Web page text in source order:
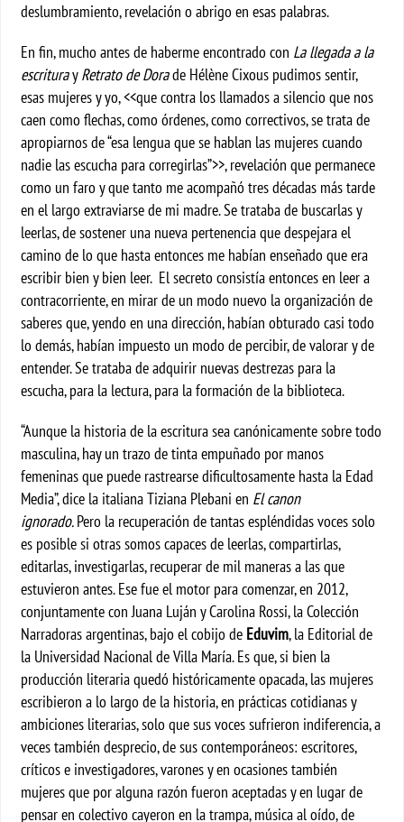
deslumbramiento, revelación o abrigo en esas palabras.
En fin, mucho antes de haberme encontrado con La llegada a la
escriturayRetrato de Dorade Hélène Cixous pudimos sentir,
esas mujeres y yo, <<que contra los llamados a silencio que nos
caen como flechas, como órdenes, como correctivos, se trata de
apropiarnos de “esa lengua que se hablan las mujeres cuando
nadie las escucha para corregirlas”>>, revelación que permanece
como un faro y que tanto me acompañó tres décadas más tarde
en el largo extraviarse de mi madre. Se trataba de buscarlas y
leerlas, de sostener una nueva pertenencia que despejara el
camino de lo que hasta entonces me habían enseñado que era
escribir bien y bien leer. El secreto consistía entonces en leer a
contracorriente, en mirar de un modo nuevo la organización de
saberes que, yendo en una dirección, habían obturado casi todo
lo demás, habían impuesto un modo de percibir, de valorar y de
entender. Se trataba de adquirir nuevas destrezas para la
escucha, para la lectura, para la formación de la biblioteca.
“Aunque la historia de la escritura sea canónicamente sobre todo
masculina, hay un trazo de tinta empuñado por manos
femeninas que puede rastrearse dificultosamente hasta la Edad
Media”, dice la italiana Tiziana Plebani en El canon
ignorado.Pero la recuperación de tantas espléndidas voces solo
es posible si otras somos capaces de leerlas, compartirlas,
editarlas, investigarlas, recuperar de mil maneras a las que
estuvieron antes. Ese fue el motor para comenzar, en 2012,
conjuntamente con Juana Luján y Carolina Rossi, la Colección
Narradoras argentinas, bajo el cobijo de Eduvim, la Editorial de
la Universidad Nacional de Villa María. Es que, si bien la
producción literaria quedó históricamente opacada, las mujeres
escribieron a lo largo de la historia, en prácticas cotidianas y
ambiciones literarias, solo que sus voces sufrieron indiferencia, a
veces también desprecio, de sus contemporáneos: escritores,
críticos e investigadores, varones y en ocasiones también
mujeres que por alguna razón fueron aceptadas y en lugar de
pensar en colectivo cayeron en la trampa, música al oído, de